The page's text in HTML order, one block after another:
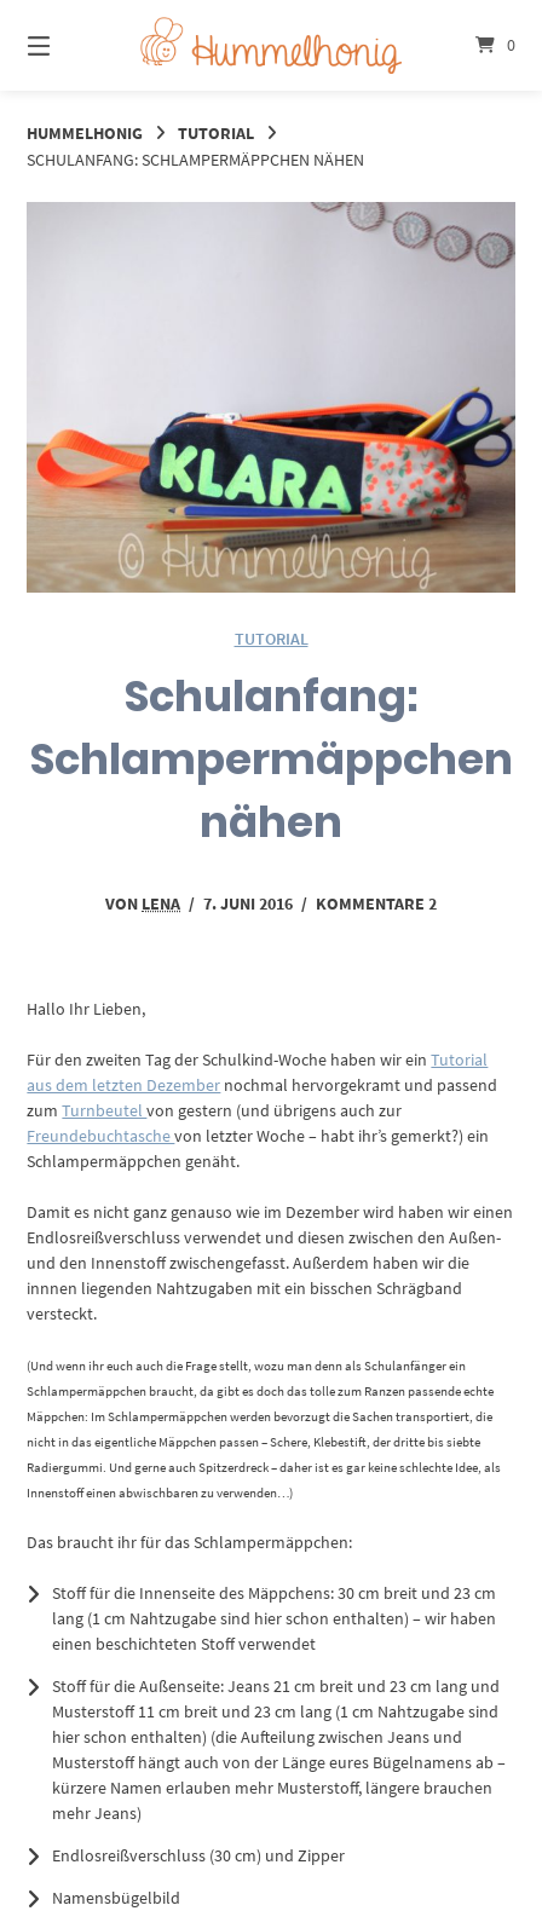
zum
Inhalt
0
HUMMELHONIG
TUTORIAL
SCHULANFANG: SCHLAMPERMÄPPCHEN NÄHEN
TUTORIAL
Schulanfang:
Schlampermäppchen
nähen
VON LENA / 7. JUNI 2016 / KOMMENTARE 2
Hallo Ihr Lieben,
Für den zweiten Tag der Schulkind-Woche haben wir einTutorial
aus dem letzten Dezember nochmal hervorgekramt und passend
zumTurnbeutelvon gestern (und übrigens auch zur
Freundebuchtaschevon letzter Woche – habt ihr’s gemerkt?) ein
Schlampermäppchen genäht.
Damit es nicht ganz genauso wie im Dezember wird haben wir einen
Endlosreißverschluss verwendet und diesen zwischen den Außen-
und den Innenstoff zwischengefasst. Außerdem haben wir die
innnen liegenden Nahtzugaben mit ein bisschen Schrägband
versteckt.
(Und wenn ihr euch auch die Frage stellt, wozu man denn als Schulanfänger ein
Schlampermäppchen braucht, da gibt es doch das tolle zum Ranzen passende echte
Mäppchen: Im Schlampermäppchen werden bevorzugt die Sachen transportiert, die
nicht in das eigentliche Mäppchen passen – Schere, Klebestift, der dritte bis siebte
Radiergummi. Und gerne auch Spitzerdreck – daher ist es gar keine schlechte Idee, als
Innenstoff einen abwischbaren zu verwenden…)
Das braucht ihr für das Schlampermäppchen:
Stoff für die Innenseite des Mäppchens: 30 cm breit und 23 cm
lang (1 cm Nahtzugabe sind hier schon enthalten) – wir haben
einen beschichteten Stoff verwendet
Stoff für die Außenseite: Jeans 21 cm breit und 23 cm lang und
Musterstoff 11 cm breit und 23 cm lang (1 cm Nahtzugabe sind
hier schon enthalten) (die Aufteilung zwischen Jeans und
Musterstoff hängt auch von der Länge eures Bügelnamens ab –
kürzere Namen erlauben mehr Musterstoff, längere brauchen
mehr Jeans)
Endlosreißverschluss (30 cm) und Zipper
Namensbügelbild